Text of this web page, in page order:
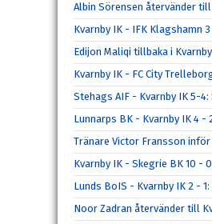
Albin Sörensen återvänder till
Kvarnby IK - IFK Klagshamn
Edijon Maliqi tillbaka i
Kvarnby IK - FC City
Stehags AIF - Kvarnby IK 5-
Lunnarps BK - Kvarnby IK 4 -
Tränare Victor Fransson
Kvarnby IK - Skegrie BK 10
Lunds BoIS - Kvarnby IK 2 -
Noor Zadran återvänder till